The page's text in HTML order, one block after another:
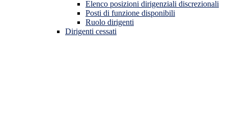
Elenco posizioni dirigenziali discrezionali
Posti di funzione disponibili
Ruolo dirigenti
Dirigenti cessati